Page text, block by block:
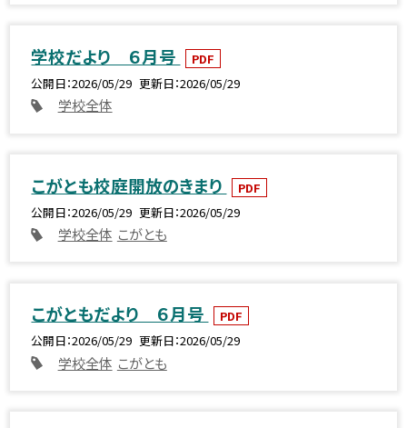
学校だより ６月号
PDF
公開日 2026/05/29 更新日 2026/05/29
学校全体
こがとも校庭開放のきまり
PDF
公開日 2026/05/29 更新日 2026/05/29
学校全体 こがとも
こがともだより ６月号
PDF
公開日 2026/05/29 更新日 2026/05/29
学校全体 こがとも